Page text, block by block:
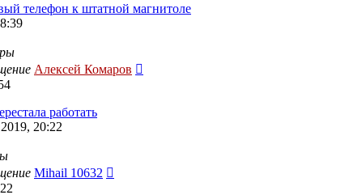
телефон к штатной магнитоле
Алексей Комаров
работать
20:22
Mihail 10632